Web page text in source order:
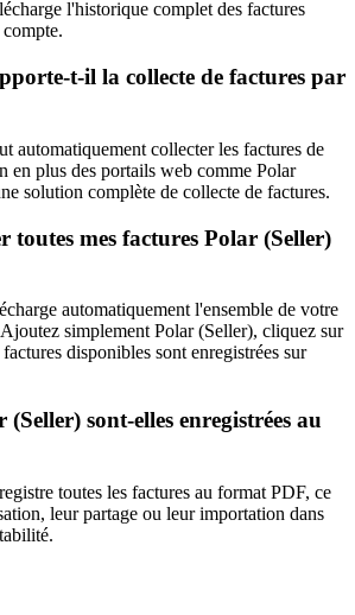
l'historique complet des factures
t-il la collecte de factures par
automatiquement collecter les factures de
en plus des portails web comme Polar
solution complète de collecte de factures.
toutes mes factures Polar (Seller)
automatiquement l'ensemble de votre
simplement Polar (Seller), cliquez sur
disponibles sont enregistrées sur
sont-elles enregistrées au
toutes les factures au format PDF, ce
leur partage ou leur importation dans